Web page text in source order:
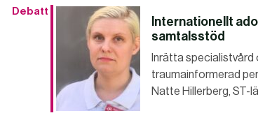
Debatt
Internationellt
samtalsstöd
Inrätta
traumainformerad
Natte Hillerberg, ST-